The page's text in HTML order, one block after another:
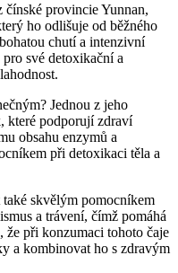
čínské provincie Yunnan,
ho odlišuje od běžného
chutí a intenzivní
své detoxikační a
Jednou z jeho
které podporují zdraví
obsahu enzymů a
při detoxikaci těla a
skvělým pomocníkem
a trávení, čímž pomáhá
že při konzumaci tohoto čaje
a kombinovat ho s zdravým